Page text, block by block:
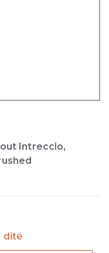
Intreccio,
ditë